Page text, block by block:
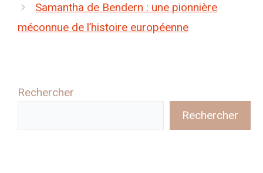
Samantha de Bendern : une pionnière
méconnue de l’histoire européenne
Rechercher
Rechercher